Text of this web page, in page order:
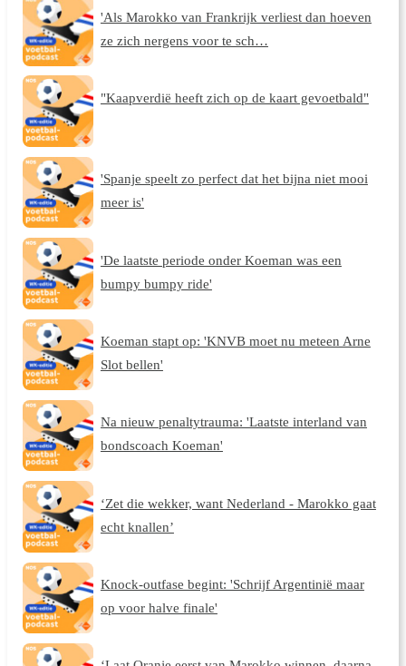
'Als Marokko van Frankrijk verliest dan hoeven
ze zich nergens voor te sch…
"Kaapverdië heeft zich op de kaart gevoetbald"
'Spanje speelt zo perfect dat het bijna niet mooi
meer is'
'De laatste periode onder Koeman was een
bumpy bumpy ride'
Koeman stapt op: 'KNVB moet nu meteen Arne
Slot bellen'
Na nieuw penaltytrauma: 'Laatste interland van
bondscoach Koeman'
‘Zet die wekker, want Nederland - Marokko gaat
echt knallen’
Knock-outfase begint: 'Schrijf Argentinië maar
op voor halve finale'